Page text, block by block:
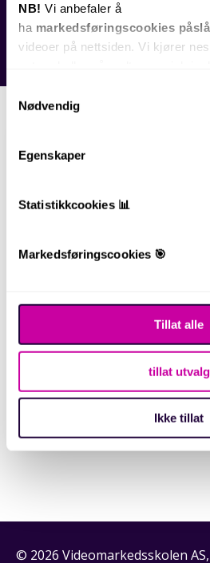
NB! Vi anbefaler å
ha markedsføringscookies
videoer på nettsiden. Vi kjører
Samtykkevalg
Nødvendig
Egenskaper
Statistikkcookies 📊
Markedsføringscookies 🎯
Tillat alle
tillat utvalg
Ikke tillat
Utforsk våre nyeste innlegg
søkefeltet til å finne temaer
Facebook eller
Videostrategi med
Videomarkedsskolen
© 2026 Videomarkedsskolen